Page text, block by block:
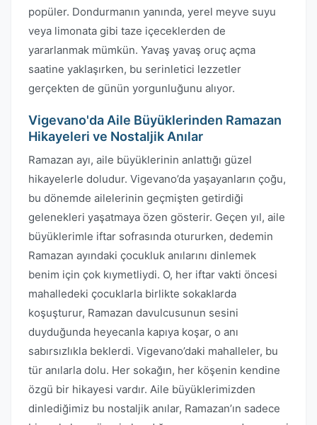
popüler. Dondurmanın yanında, yerel meyve suyu
veya limonata gibi taze içeceklerden de
yararlanmak mümkün. Yavaş yavaş oruç açma
saatine yaklaşırken, bu serinletici lezzetler
gerçekten de günün yorgunluğunu alıyor.
Vigevano'da Aile Büyüklerinden Ramazan
Hikayeleri ve Nostaljik Anılar
Ramazan ayı, aile büyüklerinin anlattığı güzel
hikayelerle doludur. Vigevano’da yaşayanların çoğu,
bu dönemde ailelerinin geçmişten getirdiği
gelenekleri yaşatmaya özen gösterir. Geçen yıl, aile
büyüklerimle iftar sofrasında otururken, dedemin
Ramazan ayındaki çocukluk anılarını dinlemek
benim için çok kıymetliydi. O, her iftar vakti öncesi
mahalledeki çocuklarla birlikte sokaklarda
koşuşturur, Ramazan davulcusunun sesini
duyduğunda heyecanla kapıya koşar, o anı
sabırsızlıkla beklerdi. Vigevano’daki mahalleler, bu
tür anılarla dolu. Her sokağın, her köşenin kendine
özgü bir hikayesi vardır. Aile büyüklerimizden
dinlediğimiz bu nostaljik anılar, Ramazan’ın sadece